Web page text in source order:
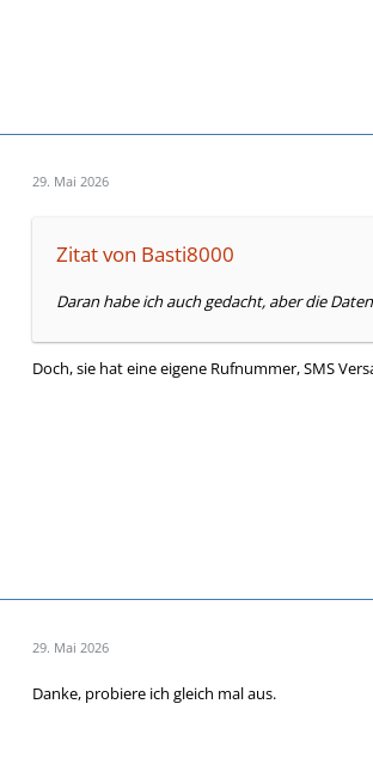
29. Mai 2026
Zitat von Basti8000
Daran habe ich auch gedacht, aber die
Doch, sie hat eine eigene Rufnummer, SMS
29. Mai 2026
Danke, probiere ich gleich mal aus.